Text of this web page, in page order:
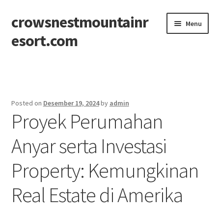
Skip
to
navigation
Skip
to
content
crowsnestmountainr
esort.com
Menu
Contact
Disclaimer
Privacy Policy
Sitemap
Posted on Desember 19, 2024by admin
Proyek Perumahan
Anyar serta Investasi
Property: Kemungkinan
Real Estate di Amerika